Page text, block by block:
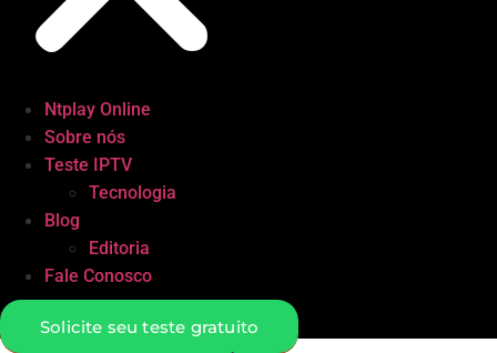
Ntplay Online
Sobre nós
Teste IPTV
Tecnologia
Blog
Editoria
Fale Conosco
Solicite seu teste gratuito